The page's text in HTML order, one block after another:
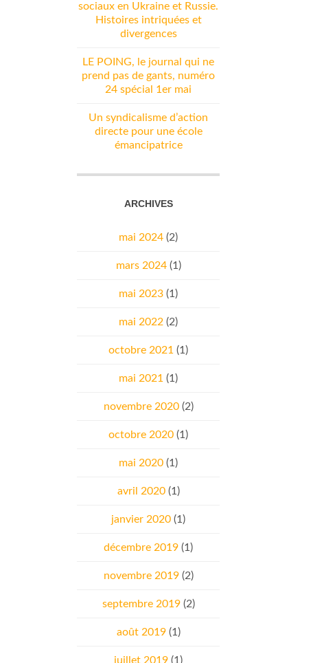
sociaux en Ukraine et Russie.
Histoires intriquées et
divergences
LE POING, le journal qui ne
prend pas de gants, numéro
24 spécial 1er mai
Un syndicalisme d’action
directe pour une école
émancipatrice
ARCHIVES
mai 2024 (2)
mars 2024(1)
mai 2023 (1)
mai 2022 (2)
octobre 2021 (1)
mai 2021 (1)
novembre 2020(2)
octobre 2020 (1)
mai 2020 (1)
avril 2020(1)
janvier 2020 (1)
décembre 2019 (1)
novembre 2019(2)
septembre 2019(2)
août 2019(1)
juillet 2019 (1)